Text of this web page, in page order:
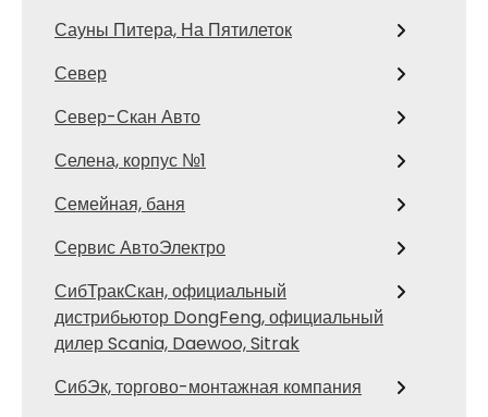
Сауны Питера, На Пятилеток
Север
Север-Скан Авто
Селена, корпус №1
Семейная, баня
Сервис АвтоЭлектро
СибТракСкан, официальный
дистрибьютор DongFeng, официальный
дилер Scania, Daewoo, Sitrak
СибЭк, торгово-монтажная компания